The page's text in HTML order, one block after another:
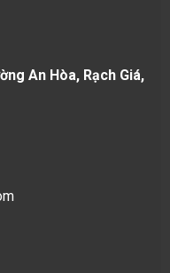
An Hòa, Rạch Giá,